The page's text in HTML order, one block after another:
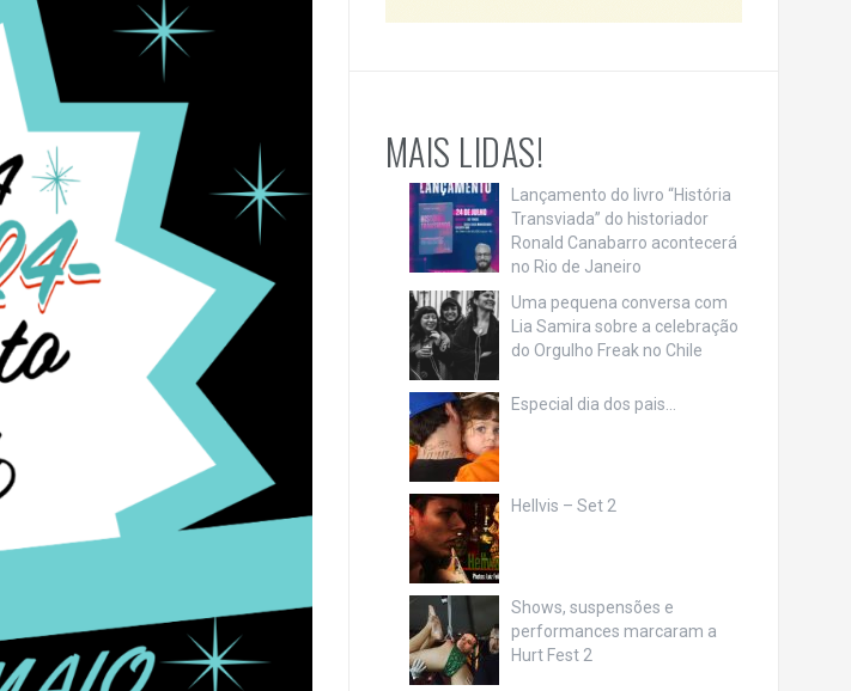
MAIS LIDAS!
Lançamento do livro “História
Transviada” do historiador
Ronald Canabarro acontecerá
no Rio de Janeiro
Uma pequena conversa com
Lia Samira sobre a celebração
do Orgulho Freak no Chile
Especial dia dos pais…
Hellvis – Set 2
Shows, suspensões e
performances marcaram a
Hurt Fest 2